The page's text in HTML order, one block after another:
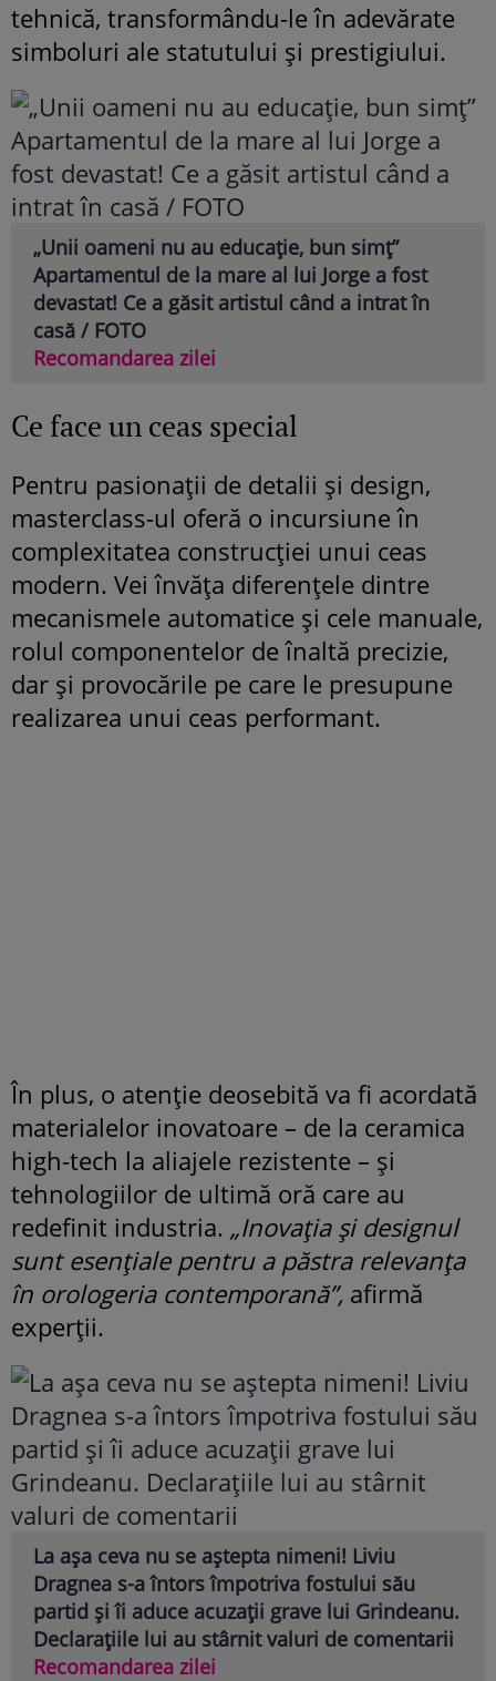
tehnică, transformându-le în adevărate
simboluri ale statutului și prestigiului.
„Unii oameni nu au educație, bun simț”
Apartamentul de la mare al lui Jorge a fost
devastat! Ce a găsit artistul când a intrat în
casă / FOTO
Recomandarea zilei
Ce face un ceas special
Pentru pasionații de detalii și design,
masterclass-ul oferă o incursiune în
complexitatea construcției unui ceas
modern. Vei învăța diferențele dintre
mecanismele automatice și cele manuale,
rolul componentelor de înaltă precizie,
dar și provocările pe care le presupune
realizarea unui ceas performant.
În plus, o atenție deosebită va fi acordată
materialelor inovatoare – de la ceramica
high-tech la aliajele rezistente – și
tehnologiilor de ultimă oră care au
redefinit industria. „Inovația și designul
sunt esențiale pentru a păstra relevanța
în orologeria contemporană”, afirmă
experții.
La așa ceva nu se aștepta nimeni! Liviu
Dragnea s-a întors împotriva fostului său
partid și îi aduce acuzații grave lui Grindeanu.
Declarațiile lui au stârnit valuri de comentarii
Recomandarea zilei